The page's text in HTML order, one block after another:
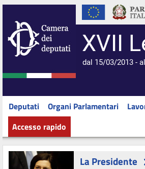
XVII
dal 15/03/2013 -
Deputati Organi Parlamentari
Accesso rapido
La Presidente